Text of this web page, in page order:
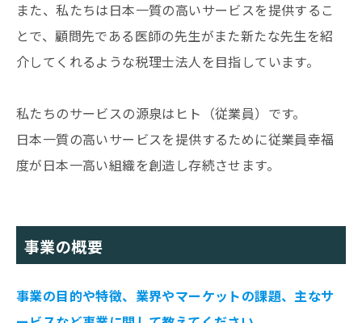
また、私たちは日本一質の高いサービスを提供するこ
とで、顧問先である医師の先生がまた新たな先生を紹
介してくれるような税理士法人を目指しています。
私たちのサービスの源泉はヒト（従業員）です。
日本一質の高いサービスを提供するために従業員幸福
度が日本一高い組織を創造し存続させます。
事業の概要
事業の目的や特徴、業界やマーケットの課題、主なサ